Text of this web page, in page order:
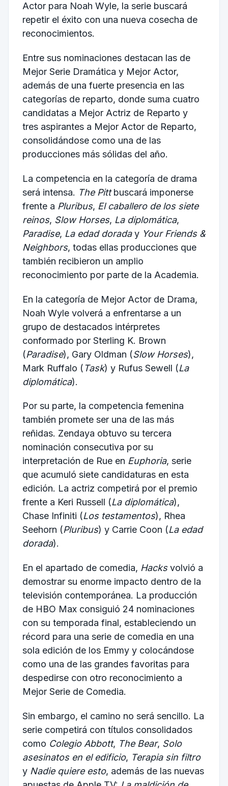
Actor para Noah Wyle, la serie buscará
repetir el éxito con una nueva cosecha de
reconocimientos.
Entre sus nominaciones destacan las de
Mejor Serie Dramática y Mejor Actor,
además de una fuerte presencia en las
categorías de reparto, donde suma cuatro
candidatas a Mejor Actriz de Reparto y
tres aspirantes a Mejor Actor de Reparto,
consolidándose como una de las
producciones más sólidas del año.
La competencia en la categoría de drama
será intensa. The Pittbuscará imponerse
frente a Pluribus, El caballero de los siete
reinos, Slow Horses, La diplomática,
Paradise, La edad doraday Your Friends &
Neighbors, todas ellas producciones que
también recibieron un amplio
reconocimiento por parte de la Academia.
En la categoría de Mejor Actor de Drama,
Noah Wyle volverá a enfrentarse a un
grupo de destacados intérpretes
conformado por Sterling K. Brown
(Paradise), Gary Oldman (Slow Horses),
Mark Ruffalo ( Task) y Rufus Sewell (La
diplomática).
Por su parte, la competencia femenina
también promete ser una de las más
reñidas. Zendaya obtuvo su tercera
nominación consecutiva por su
interpretación de Rue en Euphoria, serie
que acumuló siete candidaturas en esta
edición. La actriz competirá por el premio
frente a Keri Russell (La diplomática),
Chase Infiniti (Los testamentos), Rhea
Seehorn (Pluribus) y Carrie Coon (La edad
dorada).
En el apartado de comedia, Hacksvolvió a
demostrar su enorme impacto dentro de la
televisión contemporánea. La producción
de HBO Max consiguió 24 nominaciones
con su temporada final, estableciendo un
récord para una serie de comedia en una
sola edición de los Emmy y colocándose
como una de las grandes favoritas para
despedirse con otro reconocimiento a
Mejor Serie de Comedia.
Sin embargo, el camino no será sencillo. La
serie competirá con títulos consolidados
como Colegio Abbott, The Bear, Solo
asesinatos en el edificio, Terapia sin filtro
y Nadie quiere esto, además de las nuevas